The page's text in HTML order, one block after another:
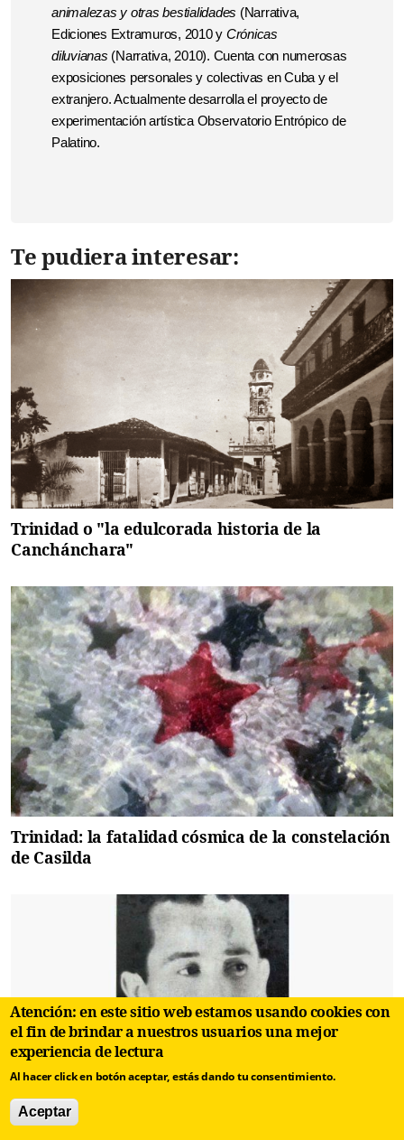
animalezas y otras bestialidades (Narrativa,
Ediciones Extramuros, 2010 y Crónicas
diluvianas (Narrativa, 2010). Cuenta con numerosas
exposiciones personales y colectivas en Cuba y el
extranjero. Actualmente desarrolla el proyecto de
experimentación artística Observatorio Entrópico de
Palatino.
Te pudiera interesar:
Trinidad o "la edulcorada historia de la
Canchánchara"
Trinidad: la fatalidad cósmica de la constelación
de Casilda
Atención: en este sitio web estamos usando cookies con
el fin de brindar a nuestros usuarios una mejor
experiencia de lectura
Al hacer click en botón aceptar, estás dando tu consentimiento.
Aceptar